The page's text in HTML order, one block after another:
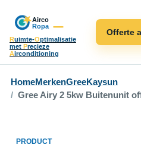
Ruimte-Optimalisatie
met Precieze
Airconditioning
Offerte
HomeMerkenGreeKaysun
Gree Airy 2 5kw Buitenunit
PRODUCT